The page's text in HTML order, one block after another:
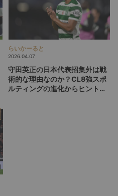
らいかーると
2026.04.07
守田英正の日本代表招集外は戦
術的な理由なのか？CL8強スポ
ルティングの進化からヒントを